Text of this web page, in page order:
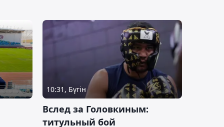
10:31, Бүгін
Вслед за Головкиным:
титульный бой